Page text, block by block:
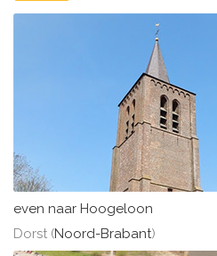
even naar Hoogeloon
Dorst (Noord-Brabant)